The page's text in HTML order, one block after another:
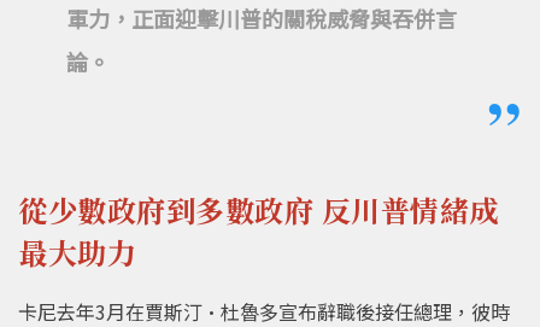
軍力，正面迎擊川普的關稅威脅與吞併言
論。
從少數政府到多數政府 反川普情緒成
最大助力
卡尼去年3月在賈斯汀·杜魯多宣布辭職後接任總理，彼時